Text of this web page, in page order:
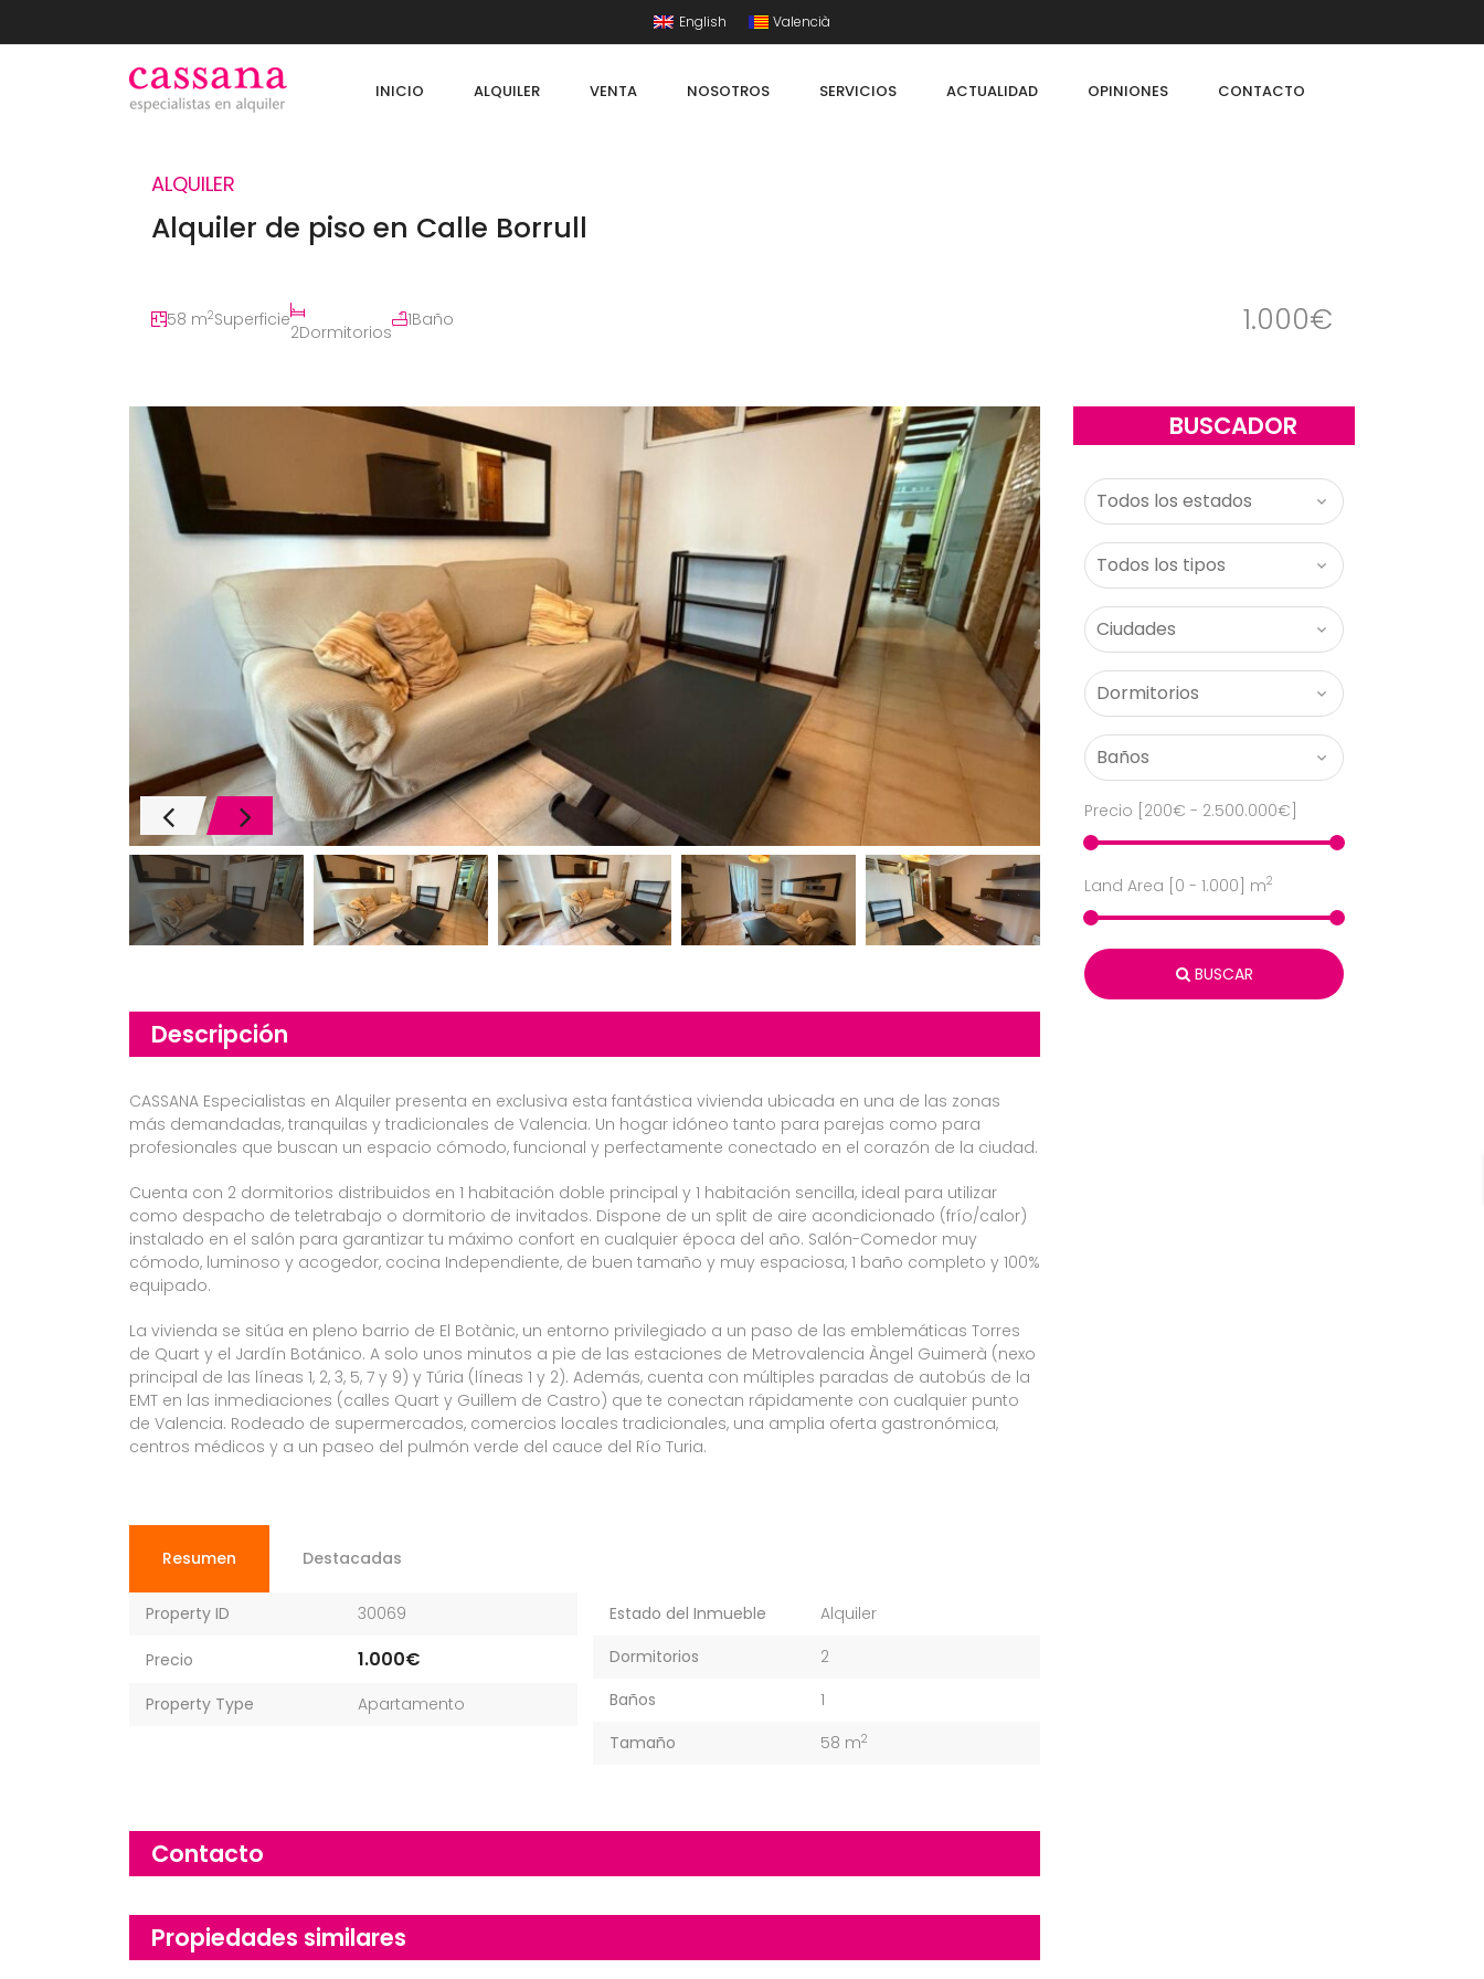
English Valencià
INICIO ALQUILER VENTA NOSOTROS SERVICIOS ACTUALIDAD OPINIONES CONTACTO
ALQUILER
Alquiler de piso en Calle Borrull
58 m2Superficie
2Dormitorios
1Baño 1.000€
Descripción
CASSANA Especialistas en Alquiler presenta en exclusiva esta fantástica vivienda ubicada en una de las zonas
más demandadas, tranquilas y tradicionales de Valencia. Un hogar idóneo tanto para parejas como para
profesionales que buscan un espacio cómodo, funcional y perfectamente conectado en el corazón de la ciudad.
Cuenta con 2 dormitorios distribuidos en 1 habitación doble principal y 1 habitación sencilla, ideal para utilizar
como despacho de teletrabajo o dormitorio de invitados. Dispone de un split de aire acondicionado (frío/calor)
instalado en el salón para garantizar tu máximo confort en cualquier época del año. Salón-Comedor muy
cómodo, luminoso y acogedor, cocina Independiente, de buen tamaño y muy espaciosa, 1 baño completo y 100%
equipado.
La vivienda se sitúa en pleno barrio de El Botànic, un entorno privilegiado a un paso de las emblemáticas Torres
de Quart y el Jardín Botánico. A solo unos minutos a pie de las estaciones de Metrovalencia Àngel Guimerà (nexo
principal de las líneas 1, 2, 3, 5, 7 y 9) y Túria (líneas 1 y 2). Además, cuenta con múltiples paradas de autobús de la
EMT en las inmediaciones (calles Quart y Guillem de Castro) que te conectan rápidamente con cualquier punto
de Valencia. Rodeado de supermercados, comercios locales tradicionales, una amplia oferta gastronómica,
centros médicos y a un paseo del pulmón verde del cauce del Río Turia.
Resumen Destacadas
Property ID 30069
Precio 1.000€
Property Type Apartamento
Estado del Inmueble
Alquiler
Dormitorios
2
Baños
1
Tamaño
58 m2
Contacto
Propiedades similares
BUSCADOR
Precio [200€ - 2.500.000€]
Land Area [0 - 1.000] m2
BUSCAR